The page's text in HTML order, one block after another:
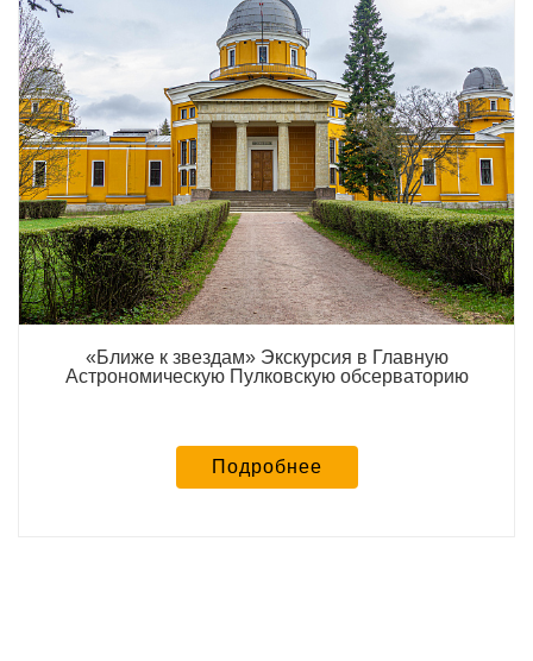
«Ближе к звездам» Экскурсия в Главную
Астрономическую Пулковскую обсерваторию
Подробнее